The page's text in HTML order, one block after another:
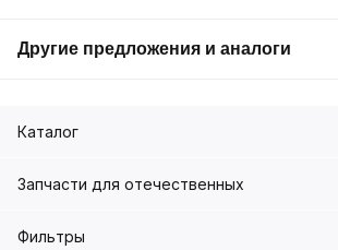
Другие предложения и аналоги
Каталог
Запчасти для отечественных
Фильтры